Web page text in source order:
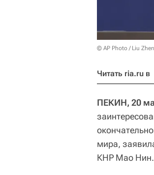
© AP Photo / Liu
Читать ria.ru в
ПЕКИН, 20
мира,
КНР Мао Нин.